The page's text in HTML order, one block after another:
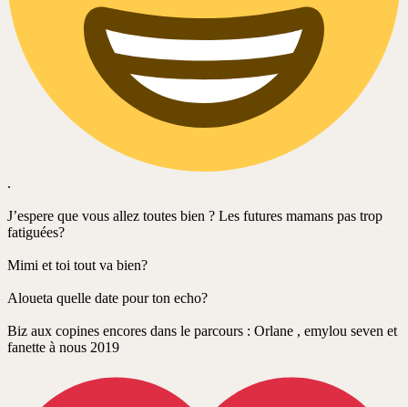
.
J’espere que vous allez toutes bien ? Les futures mamans pas trop
fatiguées?
Mimi et toi tout va bien?
Aloueta quelle date pour ton echo?
Biz aux copines encores dans le parcours : Orlane , emylou seven et
fanette à nous 2019